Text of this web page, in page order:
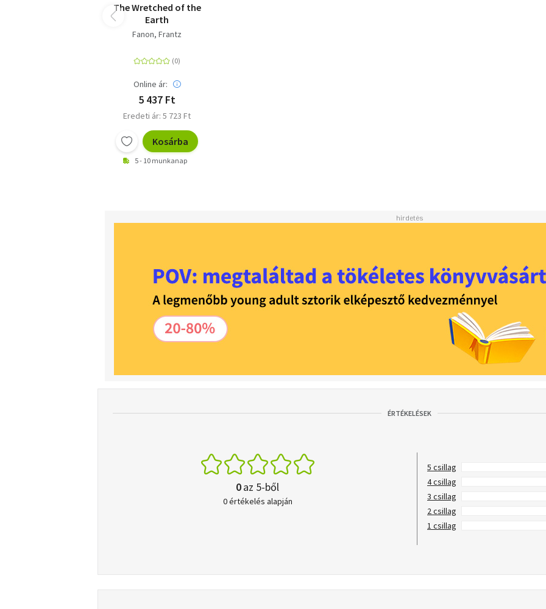
The Wretched of the
Earth
Fanon, Frantz
Online ár:
5 437 Ft
Eredeti ár: 5 723 Ft
Kosárba
5 - 10 munkanap
ÉRTÉKELÉSEK
0az 5-ből
0 értékelés alapján
5 csillag
4 csillag
3 csillag
2 csillag
1 csillag